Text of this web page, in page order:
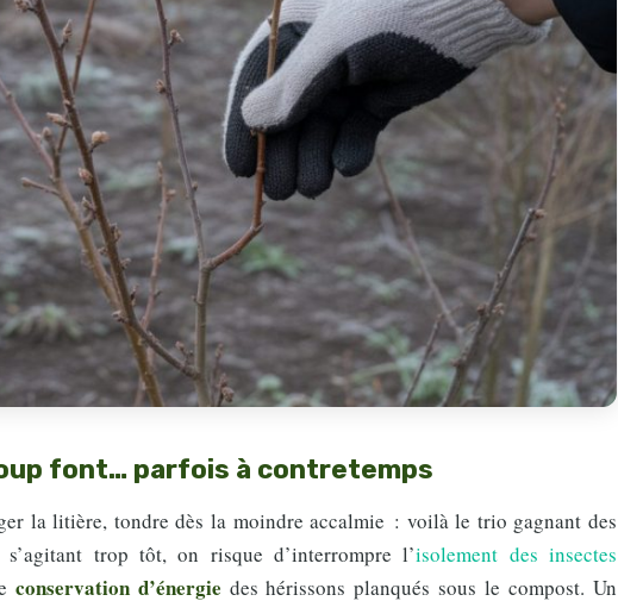
font… parfois à contretemps
la litière, tondre dès la moindre accalmie : voilà le trio gagnant des
trop tôt, on risque d’interrompre l’isolement des insectes
conservation d’énergie des hérissons planqués sous le compost. Un